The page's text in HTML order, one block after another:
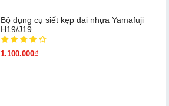
Bộ dụng cụ siết kẹp đai nhựa Yamafuji
H19/J19
1.100.000₫